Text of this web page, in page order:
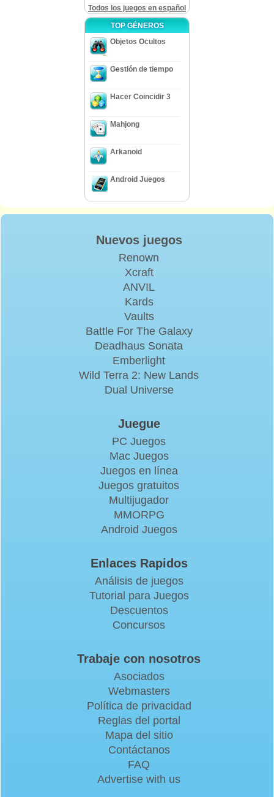
Todos los juegos en español
TOP GÉNEROS
Objetos Ocultos
Gestión de tiempo
Hacer Coincidir 3
Mahjong
Arkanoid
Android Juegos
Nuevos juegos
Renown
Xcraft
ANVIL
Kards
Vaults
Battle For The Galaxy
Deadhaus Sonata
Emberlight
Wild Terra 2: New Lands
Dual Universe
Juegue
PC Juegos
Mac Juegos
Juegos en línea
Juegos gratuitos
Multijugador
MMORPG
Android Juegos
Enlaces Rapidos
Análisis de juegos
Tutorial para Juegos
Descuentos
Concursos
Trabaje con nosotros
Asociados
Webmasters
Política de privacidad
Reglas del portal
Mapa del sitio
Contáctanos
FAQ
Advertise with us